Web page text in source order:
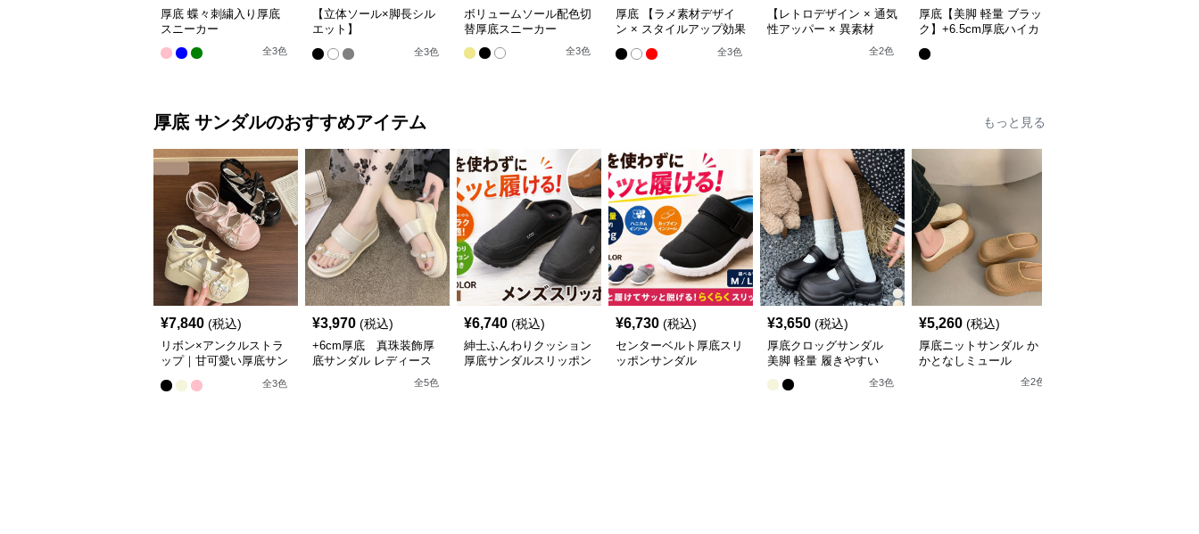
厚底 蝶々刺繍入り厚底
スニーカー
全3色
【立体ソール×脚長シル
エット】
底 ボリュームソール立
全3色
ボリュームソール配色切
替厚底スニーカー
全3色
厚底 【ラメ素材デザイ
ン × スタイルアップ効果
ザインスニーカー
全3色
【レトロデザイン × 通気
性アッパー × 異素材
MIX】+5.5cm厚底 メン
ズハイカットブーツ
全2色
厚底【美脚 軽量 ブラッ
ク】+6.5cm厚底ハイカ
厚底 サンダルのおすすめアイテム もっと見る
¥7,840 (税込)
リボン×アンクルストラ
ップ｜甘可愛い厚底サン
全3色
¥3,970 (税込)
+6cm厚底 真珠装飾厚
底サンダル レディース
全5色
¥6,740 (税込)
紳士ふんわりクッション
厚底サンダルスリッポン
¥6,730 (税込)
センターベルト厚底スリ
ッポンサンダル
¥3,650 (税込)
厚底クロッグサンダル
美脚 軽量 履きやすい
全3色
¥5,260 (税込)
厚底ニットサンダル か
かとなしミュール
全2色